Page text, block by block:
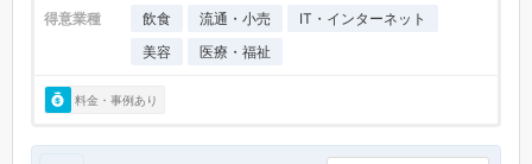
得意業種 飲食 流通・小売
IT・インターネット
美容
医療・福祉
料金・事例あり